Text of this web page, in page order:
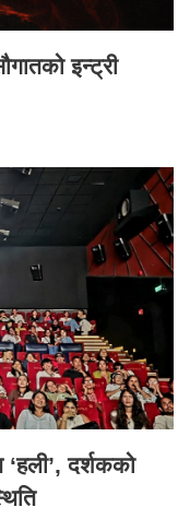
इन्ट्री
‘हली’, दर्शकको